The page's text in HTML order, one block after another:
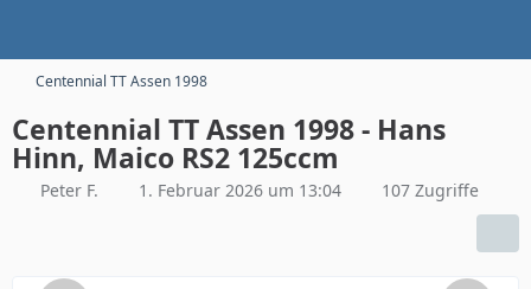
Centennial TT Assen 1998
Centennial TT Assen 1998 - Hans
Hinn, Maico RS2 125ccm
Peter F. 1. Februar 2026 um 13:04 107 Zugriffe